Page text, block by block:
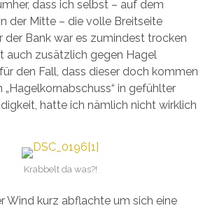
dass ich selbst – auf dem
der Mitte – die volle Breitseite
der Bank war es zumindest trocken
auch zusätzlich gegen Hagel
den Fall, dass dieser doch kommen
„Hagelkornabschuss“ in gefühlter
hatte ich nämlich nicht wirklich
Krabbelt da was?!
Wind kurz abflachte um sich eine